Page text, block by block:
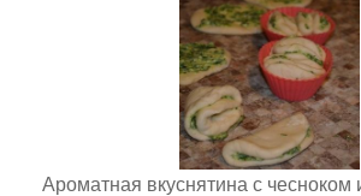
Ароматная вкуснятина с чесноком